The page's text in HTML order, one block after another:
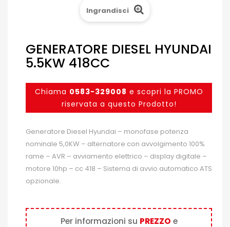
Ingrandisci
GENERATORE DIESEL HYUNDAI
5.5KW 418CC
Chiama 0583-329008 e scopri la PROMO
riservata a questo Prodotto!
Generatore Diesel Hyundai – monofase potenza
nominale 5,0KW – alternatore con avvolgimento 100%
rame – AVR – avviamento elettrico – display digitale –
motore 10hp – cc 418 – Sistema di avvio automatico ATS
opzionale.
Per informazioni su PREZZO e